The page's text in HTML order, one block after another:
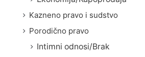
Kazneno pravo i sudstvo
Porodično pravo
Intimni odnosi/Brak